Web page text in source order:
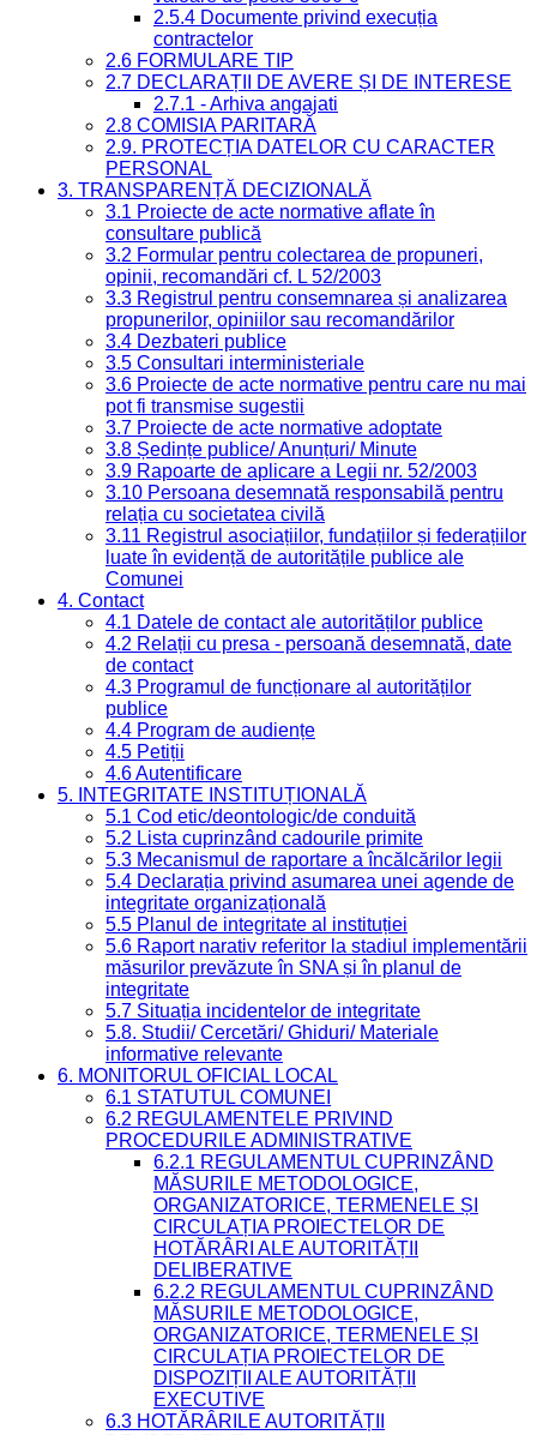
2.5.4 Documente privind execuția
contractelor
2.6 FORMULARE TIP
2.7 DECLARAȚII DE AVERE ȘI DE INTERESE
2.7.1 - Arhiva angajati
2.8 COMISIA PARITARĂ
2.9. PROTECȚIA DATELOR CU CARACTER
PERSONAL
3. TRANSPARENȚĂ DECIZIONALĂ
3.1 Proiecte de acte normative aflate în
consultare publică
3.2 Formular pentru colectarea de propuneri,
opinii, recomandări cf. L 52/2003
3.3 Registrul pentru consemnarea și analizarea
propunerilor, opiniilor sau recomandărilor
3.4 Dezbateri publice
3.5 Consultari interministeriale
3.6 Proiecte de acte normative pentru care nu mai
pot fi transmise sugestii
3.7 Proiecte de acte normative adoptate
3.8 Ședințe publice/ Anunțuri/ Minute
3.9 Rapoarte de aplicare a Legii nr. 52/2003
3.10 Persoana desemnată responsabilă pentru
relația cu societatea civilă
3.11 Registrul asociațiilor, fundațiilor și federațiilor
luate în evidență de autoritățile publice ale
Comunei
4. Contact
4.1 Datele de contact ale autorităților publice
4.2 Relații cu presa - persoană desemnată, date
de contact
4.3 Programul de funcționare al autorităților
publice
4.4 Program de audiențe
4.5 Petiții
4.6 Autentificare
5. INTEGRITATE INSTITUȚIONALĂ
5.1 Cod etic/deontologic/de conduită
5.2 Lista cuprinzând cadourile primite
5.3 Mecanismul de raportare a încălcărilor legii
5.4 Declarația privind asumarea unei agende de
integritate organizațională
5.5 Planul de integritate al instituției
5.6 Raport narativ referitor la stadiul implementării
măsurilor prevăzute în SNA și în planul de
integritate
5.7 Situația incidentelor de integritate
5.8. Studii/ Cercetări/ Ghiduri/ Materiale
informative relevante
6. MONITORUL OFICIAL LOCAL
6.1 STATUTUL COMUNEI
6.2 REGULAMENTELE PRIVIND
PROCEDURILE ADMINISTRATIVE
6.2.1 REGULAMENTUL CUPRINZÂND
MĂSURILE METODOLOGICE,
ORGANIZATORICE, TERMENELE ȘI
CIRCULAȚIA PROIECTELOR DE
HOTĂRÂRI ALE AUTORITĂȚII
DELIBERATIVE
6.2.2 REGULAMENTUL CUPRINZÂND
MĂSURILE METODOLOGICE,
ORGANIZATORICE, TERMENELE ȘI
CIRCULAȚIA PROIECTELOR DE
DISPOZIȚII ALE AUTORITĂȚII
EXECUTIVE
6.3 HOTĂRÂRILE AUTORITĂȚII